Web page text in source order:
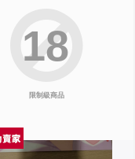
限制級商品
18